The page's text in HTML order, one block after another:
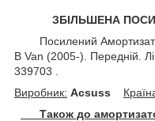
ЗБІЛЬШЕНА
Посилений
B Van (2005-). Передній.
339703 .
Виробник: Acsuss
Також до